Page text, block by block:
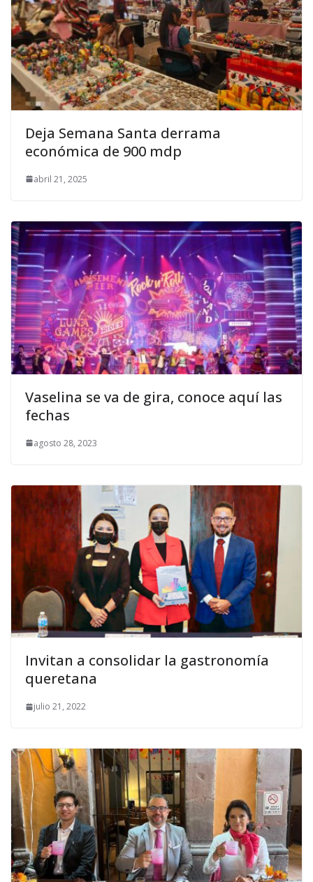
Deja Semana Santa derrama
económica de 900 mdp
abril 21, 2025
Vaselina se va de gira, conoce aquí las
fechas
agosto 28, 2023
Invitan a consolidar la gastronomía
queretana
julio 21, 2022